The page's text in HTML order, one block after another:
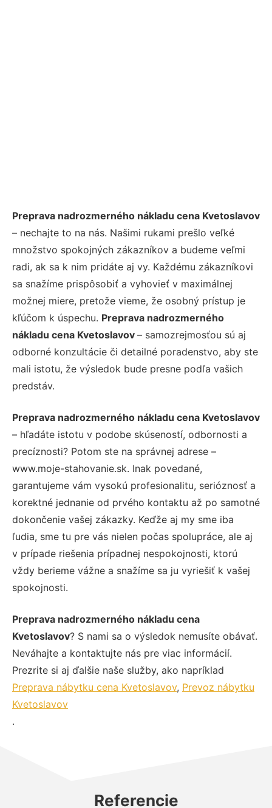
Preprava nadrozmerného nákladu cena Kvetoslavov
– nechajte to na nás. Našimi rukami prešlo veľké
množstvo spokojných zákazníkov a budeme veľmi
radi, ak sa k nim pridáte aj vy. Každému zákazníkovi
sa snažíme prispôsobiť a vyhovieť v maximálnej
možnej miere, pretože vieme, že osobný prístup je
kľúčom k úspechu. Preprava nadrozmerného
nákladu cena Kvetoslavov – samozrejmosťou sú aj
odborné konzultácie či detailné poradenstvo, aby ste
mali istotu, že výsledok bude presne podľa vašich
predstáv.
Preprava nadrozmerného nákladu cena Kvetoslavov
– hľadáte istotu v podobe skúseností, odbornosti a
precíznosti? Potom ste na správnej adrese –
www.moje-stahovanie.sk. Inak povedané,
garantujeme vám vysokú profesionalitu, serióznosť a
korektné jednanie od prvého kontaktu až po samotné
dokončenie vašej zákazky. Keďže aj my sme iba
ľudia, sme tu pre vás nielen počas spolupráce, ale aj
v prípade riešenia prípadnej nespokojnosti, ktorú
vždy berieme vážne a snažíme sa ju vyriešiť k vašej
spokojnosti.
Preprava nadrozmerného nákladu cena
Kvetoslavov? S nami sa o výsledok nemusíte obávať.
Neváhajte a kontaktujte nás pre viac informácií.
Prezrite si aj ďalšie naše služby, ako napríklad
Preprava nábytku cena Kvetoslavov, Prevoz nábytku
Kvetoslavov
.
Referencie